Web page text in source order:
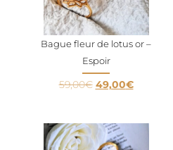
Bague fleur de lotus or –
Espoir
59,00€ 49,00€